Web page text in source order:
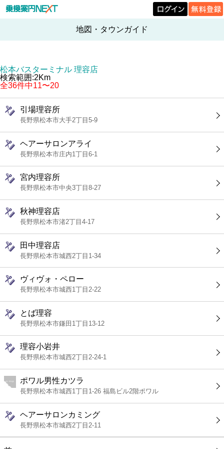
地図・タウンガイド
松本バスターミナル 理容店
検索範囲:2Km
全36件中11〜20
引場理容所
長野県松本市大手2丁目5-9
ヘアーサロンアライ
長野県松本市庄内1丁目6-1
宮内理容所
長野県松本市中央3丁目8-27
秋神理容店
長野県松本市渚2丁目4-17
田中理容店
長野県松本市城西2丁目1-34
ヴィヴォ・ペロー
長野県松本市城西1丁目2-22
とば理容
長野県松本市鎌田1丁目13-12
理容小岩井
長野県松本市城西2丁目2-24-1
ポワル男性カツラ
長野県松本市城西1丁目1-26 福島ビル2階ポワル
ヘアーサロンカミング
長野県松本市城西2丁目2-11